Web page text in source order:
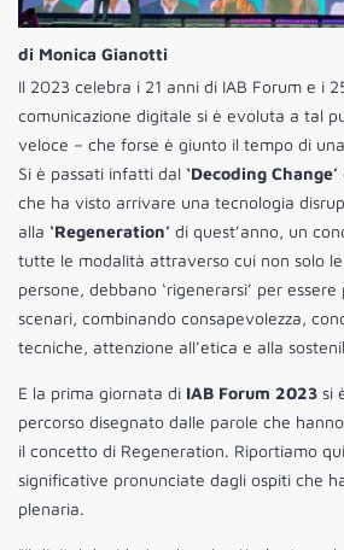
di Monica Gianotti
Il 2023 celebra i 21 anni di IAB Forum e i
comunicazione digitale si è evoluta a tal
veloce – che forse è giunto il tempo di una
Si è passati infatti dal ‘Decoding Change’
che ha visto arrivare una tecnologia
alla ‘Regeneration’ di quest’anno, un
tutte le modalità attraverso cui non solo
persone, debbano ‘rigenerarsi’ per
scenari, combinando consapevolezza,
tecniche, attenzione all’etica e alla
E la prima giornata di IAB Forum 2023 si
percorso disegnato dalle parole che
il concetto di Regeneration. Riportiamo
significative pronunciate dagli ospiti che
plenaria.